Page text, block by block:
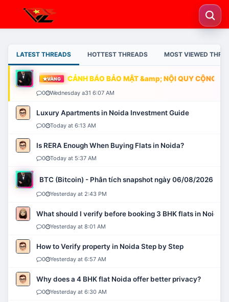
LATEST THREADS HOTTEST THREADS MOST VIEWED
VÀNG CẢNH BÁO BẢO MẬT &amp; NỘI QUY CỘNG
0 Wednesday a31 6:07 AM
Luxury Apartments in Noida Investment Guide
0 Today at 6:13 AM
Is RERA Enough When Buying Flats in Noida?
0 Today at 5:37 AM
BTC (Bitcoin) - Phân tích snapshot ngày 06/08/2026
0 Yesterday at 2:43 PM
What should I verify before booking 3 BHK flats in Noida?
0 Yesterday at 8:01 AM
How to Verify property in Noida Step by Step
0 Yesterday at 6:57 AM
Why does a 4 BHK flat Noida offer better privacy?
0 Yesterday at 6:30 AM